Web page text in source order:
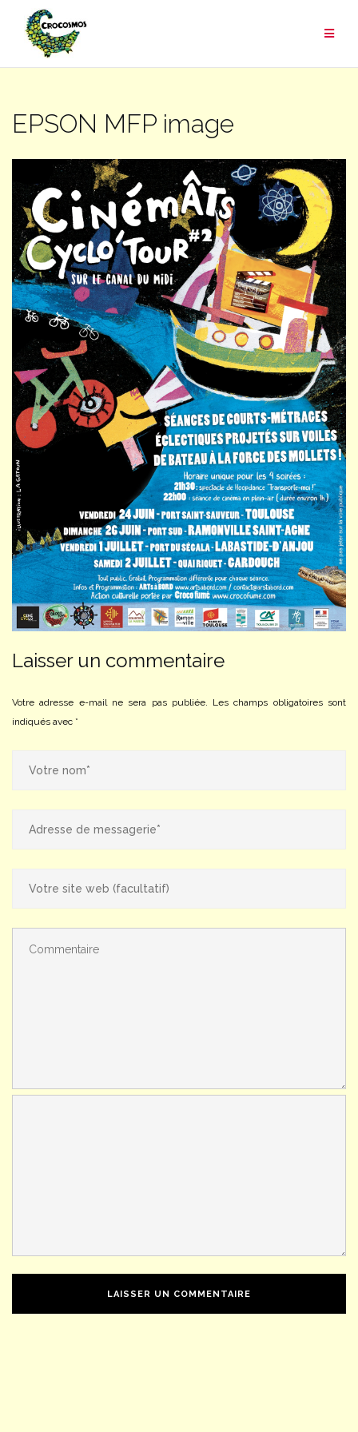
contenu
EPSON MFP image
Laisser un commentaire
Votre adresse e-mail ne sera pas publiée. Les champs obligatoires sont
indiqués avec *